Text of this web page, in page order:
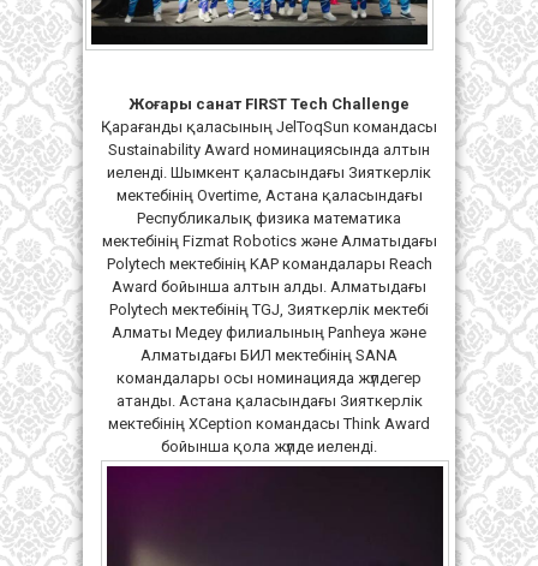
Жоғары санат FIRST Tech Challenge
Қарағанды қаласының JelToqSun командасы
Sustainability Award номинациясында алтын
иеленді. Шымкент қаласындағы Зияткерлік
мектебінің Overtime, Астана қаласындағы
Республикалық физика математика
мектебінің Fizmat Robotics және Алматыдағы
Polytech мектебінің KAP командалары Reach
Award бойынша алтын алды. Алматыдағы
Polytech мектебінің TGJ, Зияткерлік мектебі
Алматы Медеу филиалының Panheya және
Алматыдағы БИЛ мектебінің SANA
командалары осы номинацияда жүлдегер
атанды. Астана қаласындағы Зияткерлік
мектебінің XCeption командасы Think Award
бойынша қола жүлде иеленді.